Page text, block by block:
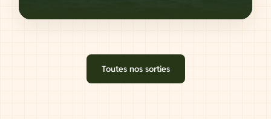
Toutes nos sorties